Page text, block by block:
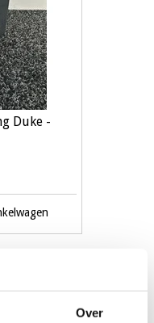
Over
Duke -